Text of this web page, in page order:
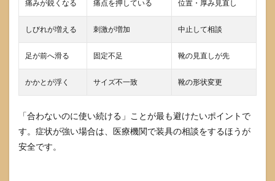
痛みが鋭くなる 痛点を押している 位置・厚み見直し
しびれが増える 刺激が増加 中止して相談
足が前へ滑る 固定不足 靴の見直しが先
かかとが浮く サイズ不一致 靴の形状変更
「合わないのに使い続ける」ことが最も避けたいポイントで
す。症状が強い場合は、医療機関で装具の相談をするほうが
安全です。